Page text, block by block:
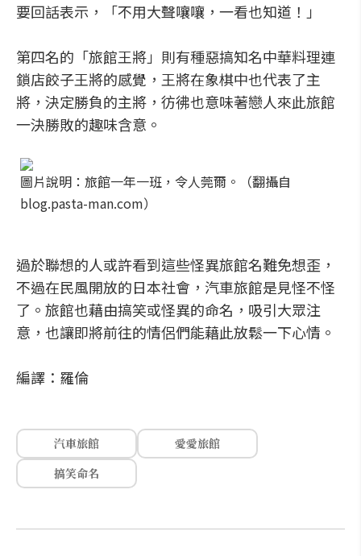
要回話表示，「不用大聲嚷嚷，一看也知道！」
第四名的「旅館王將」則有種惡搞知名中華料理連
鎖店餃子王將的感覺，王將在象棋中也代表了主
將，決定勝負的主將，彷彿也意味著戀人來此旅館
一決勝敗的趣味含意。
圖片說明：旅館一年一班，令人莞爾。（翻攝自
blog.pasta-man.com）
過於聯想的人或許看到這些怪異旅館名難免想歪，
不過在民風開放的日本社會，汽車旅館是見怪不怪
了。旅館也藉由搞笑或怪異的命名，吸引大眾注
意，也讓即將前往的情侶們能藉此放鬆一下心情。
編譯：羅倫
汽車旅館
愛愛旅館
搞笑命名